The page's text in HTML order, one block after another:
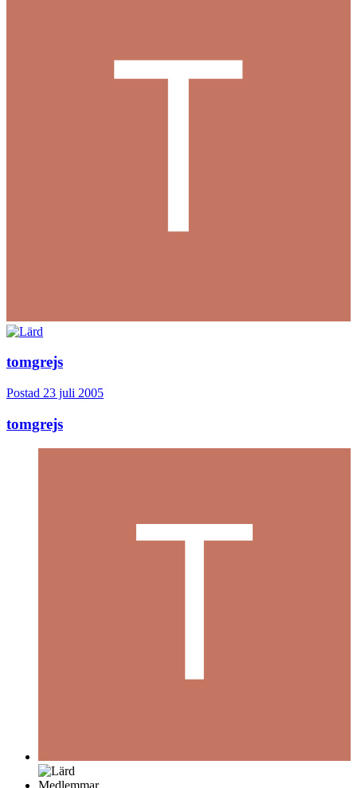
tomgrejs
Postad 23 juli 2005
tomgrejs
Medlemmar